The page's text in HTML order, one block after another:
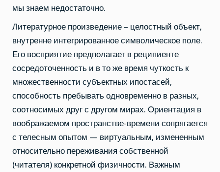
мы знаем недостаточно.
Литературное произведение – целостный объект,
внутренне интегрированное символическое поле.
Его восприятие предполагает в реципиенте
сосредоточенность и в то же время чуткость к
множественности субъектных ипостасей,
способность пребывать одновременно в разных,
соотносимых друг с другом мирах. Ориентация в
воображаемом пространстве-времени сопрягается
с телесным опытом — виртуальным, измененным
относительно переживания собственной
(читателя) конкретной физичности. Важным